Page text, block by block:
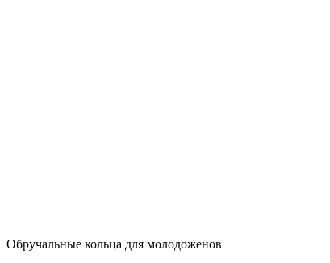
Обручальные кольца для молодоженов